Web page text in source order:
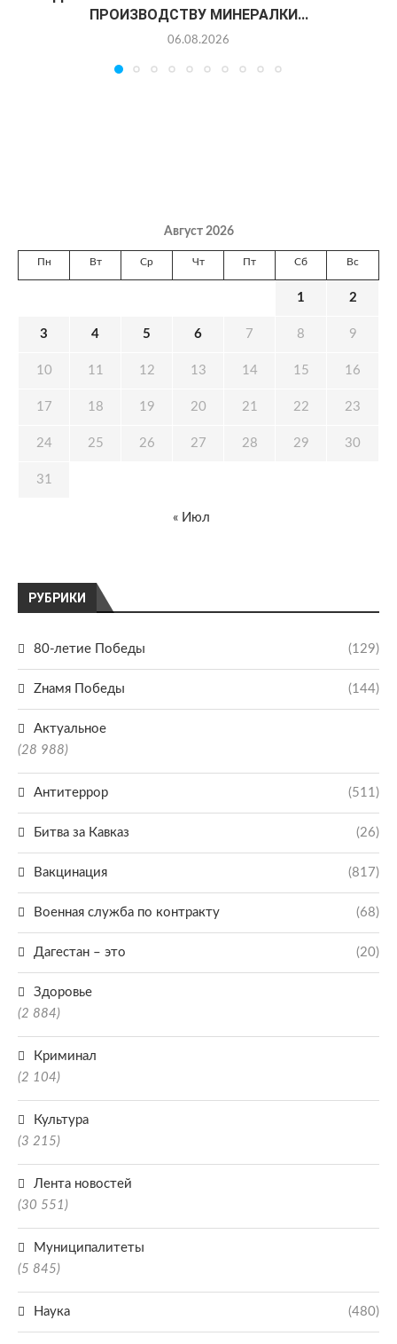
ПРОИЗВОДСТВУ МИНЕРАЛКИ...
06.08.2026
РУБРИКИ
80-летие Победы (129)
Zнамя Победы (144)
Актуальное
(28 988)
Антитеррор (511)
Битва за Кавказ (26)
Вакцинация (817)
Военная служба по контракту (68)
Дагестан – это (20)
Здоровье
(2 884)
Криминал
(2 104)
Культура
(3 215)
Лента новостей
(30 551)
Муниципалитеты
(5 845)
Наука (480)
Август 2026
Пн Вт Ср Чт Пт Сб Вс
1 2
3 4 5 6 7 8 9
10 11 12 13 14 15 16
17 18 19 20 21 22 23
24 25 26 27 28 29 30
31
« Июл